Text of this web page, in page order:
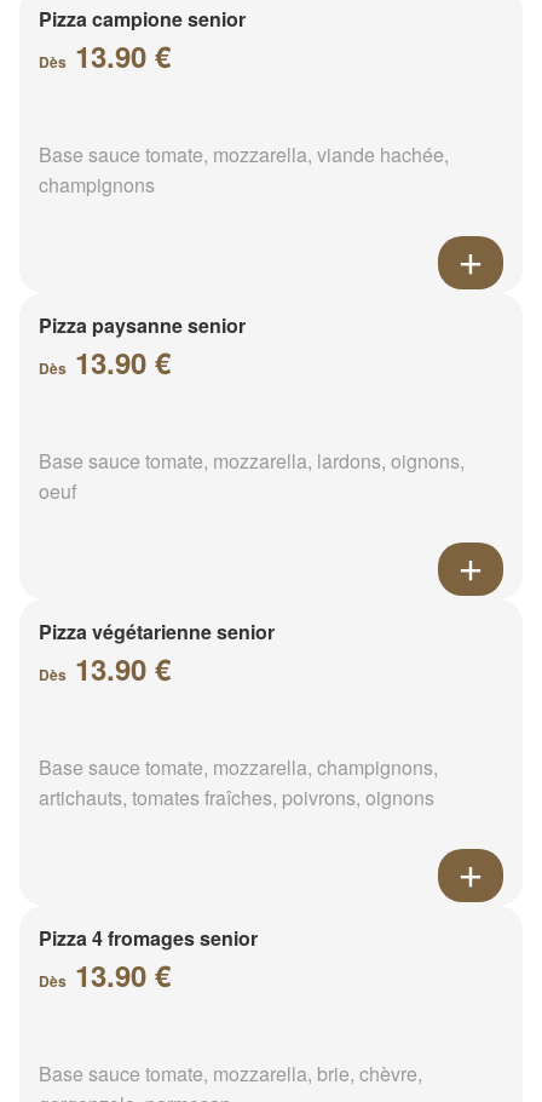
Pizza campione senior
Dès 13.90 €
Base sauce tomate, mozzarella, viande hachée,
champignons
Pizza paysanne senior
Dès 13.90 €
Base sauce tomate, mozzarella, lardons, oignons,
oeuf
Pizza végétarienne senior
Dès 13.90 €
Base sauce tomate, mozzarella, champignons,
artichauts, tomates fraîches, poivrons, oignons
Pizza 4 fromages senior
Dès 13.90 €
Base sauce tomate, mozzarella, brie, chèvre,